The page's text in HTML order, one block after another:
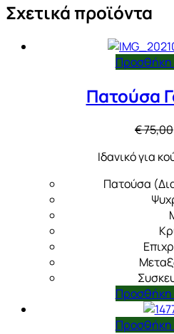
Σχετικά προϊόντα
Προσθήκη
Πατούσα
€75,00
Ιδανικό για
Πατούσα
Προσθήκη
Προσθήκη